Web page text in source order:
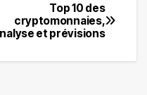
Top 10 des
cryptomonnaies,
et prévisions